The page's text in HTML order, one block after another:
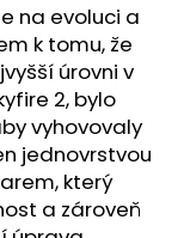
na evoluci a
k tomu, že
úrovni v
2, bylo
vyhovovaly
jednovrstvou
který
a zároveň